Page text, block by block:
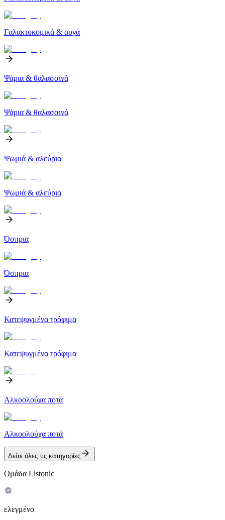
Γαλακτοκομικά & αυγά
Ψάρια & θαλασσινά
Ψάρια & θαλασσινά
Ψωμιά & αλεύρια
Ψωμιά & αλεύρια
Όσπρια
Όσπρια
Κατεψυγμένα τρόφιμα
Κατεψυγμένα τρόφιμα
Αλκοολούχα ποτά
Αλκοολούχα ποτά
Δείτε όλες τις κατηγορίες
Ομάδα Listonic
ελεγμένο